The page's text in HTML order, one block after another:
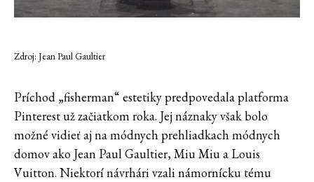
Zdroj: Jean Paul Gaultier
Príchod „fisherman“ estetiky predpovedala platforma
Pinterest už začiatkom roka. Jej náznaky však bolo
možné vidieť aj na módnych prehliadkach módnych
domov ako Jean Paul Gaultier, Miu Miu a Louis
Vuitton. Niektorí návrhári vzali námornícku tému